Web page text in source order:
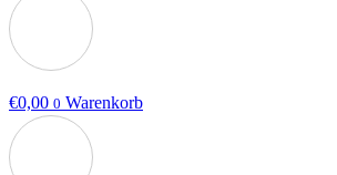
€0,00 0 Warenkorb